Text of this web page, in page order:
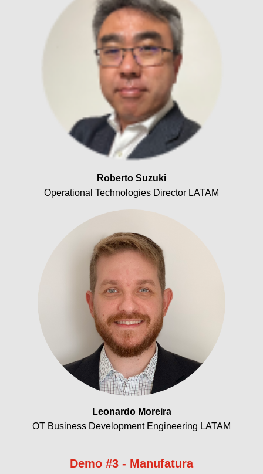
Roberto Suzuki
Operational Technologies Director LATAM
Leonardo Moreira
OT Business Development Engineering LATAM
Demo #3 - Manufatura